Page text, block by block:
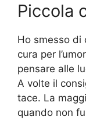
Piccola
Ho smesso di
cura per
pensare alle
A volte il
tace. La
quando non